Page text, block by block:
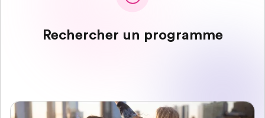
Rechercher un programme